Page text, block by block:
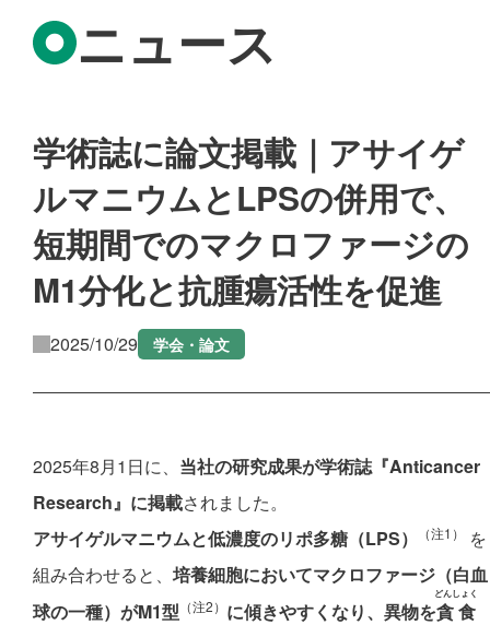
ニュース
学術誌に論文掲載｜アサイゲ
ルマニウムとLPSの併用で、
短期間でのマクロファージの
M1分化と抗腫瘍活性を促進
2025/10/29 学会・論文
2025年8月1日に、 当社の研究成果が学術誌『Anticancer
Research』に掲載されました。
アサイゲルマニウムと低濃度のリポ多糖（LPS）
（注1）
を
組み合わせると、 培養細胞においてマクロファージ（白血
球の一種）がM1型 （注2） に傾きやすくなり、異物を貪食
どんしょく